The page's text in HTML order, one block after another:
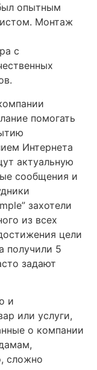
опытным
Монтаж
с
помогать
Интернета
актуальную
сообщения и
захотели
из всех
цели
получили 5
задают
и
или услуги,
о компании
сложно